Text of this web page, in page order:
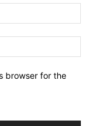
browser for the